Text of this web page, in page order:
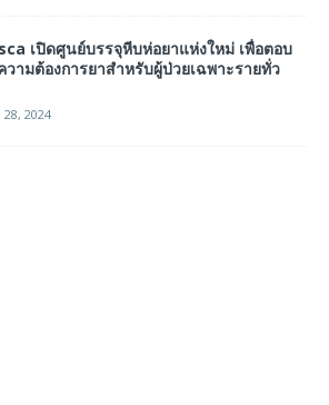
เปิดศูนย์บรรจุหีบห่อยาแห่งใหม่ เพื่อตอบ
วามต้องการยาสำหรับผู้ป่วยเฉพาะรายทั่ว
28, 2024